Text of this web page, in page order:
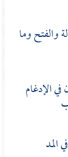
والفتح وما
الإدغام
المد